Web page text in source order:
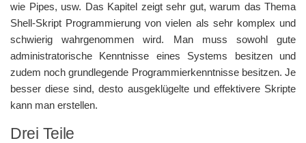
wie Pipes, usw. Das Kapitel zeigt sehr gut, warum das Thema
Shell-Skript Programmierung von vielen als sehr komplex und
schwierig wahrgenommen wird. Man muss sowohl gute
administratorische Kenntnisse eines Systems besitzen und
zudem noch grundlegende Programmierkenntnisse besitzen. Je
besser diese sind, desto ausgeklügelte und effektivere Skripte
kann man erstellen.
Drei Teile